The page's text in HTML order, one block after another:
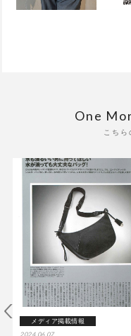
One
こちら
メディア掲載情報
2024.06.07